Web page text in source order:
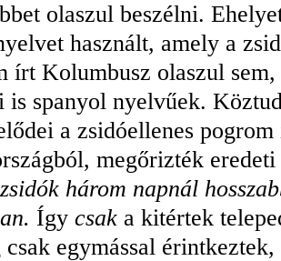
olaszul beszél­ni.
használt, amely a
írt Kolumbusz olaszul
is spa­nyol nyelvűek.
a zsidóellenes
megőrizték
három napnál
Így csak a ki­tértek
csak egymással